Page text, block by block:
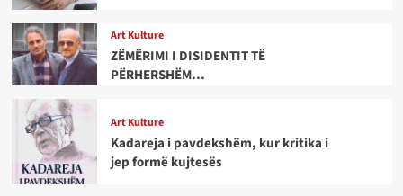
Art Kulture
ZËMËRIMI I DISIDENTIT TË
PËRHERSHËM…
Art Kulture
Kadareja i pavdekshëm, kur kritika i
jep formë kujtesës